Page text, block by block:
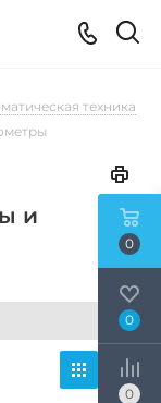
техника
и
0
0
0